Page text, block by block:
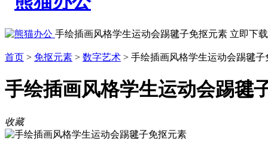
手绘插画风格学生运动会踢毽子免抠元素 立即下
首页 > 免抠元素 > 数字艺术 > 手绘插画风格学生运动会踢毽子
手绘插画风格学生运动会踢毽
收藏